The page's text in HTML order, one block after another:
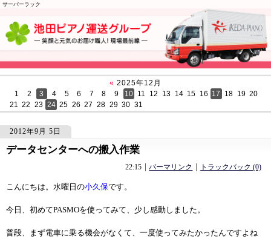
サーバーラック
« 2025年12月
1
2 3 4 5 6 7 8 9 10 11 12 13 14 15 16 17 18 19 20
21 22 23 24 25 26 27 28 29 30 31
2012年9月 5日
データセンターへの搬入作業
22:15 パーマリンク トラックバック (0)
こんにちは。水曜日の小久保です。
今日、初めてPASMOを使ってみて、少し感動しました。
普段、まず電車に乗る機会がなくて、一度使ってみたかったんですよね